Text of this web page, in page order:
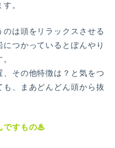
。
のは頭をリラックスさせる
つかっているとぼんやり
、その他特徴は？と気をつ
も、まあどんどん頭から抜
ですもの♨